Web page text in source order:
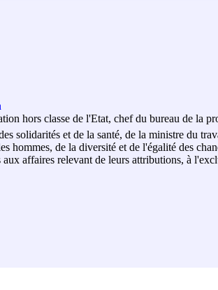
hors classe de l'Etat, chef du bureau de la
solidarités et de la santé, de la ministre du
hommes, de la diversité et de l'égalité des
aux affaires relevant de leurs attributions, à